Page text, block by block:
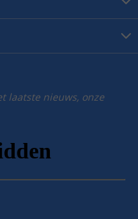
laatste nieuws, onze